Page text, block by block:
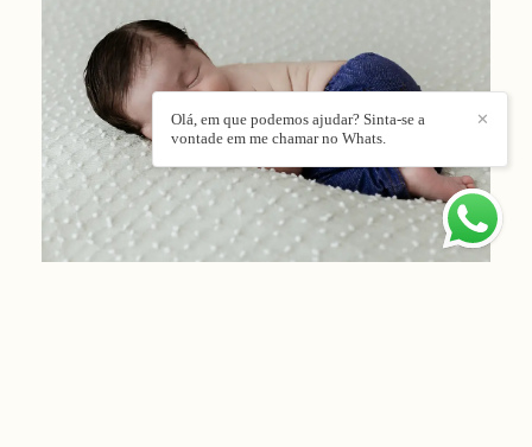
✕
Olá, em que podemos ajudar? Sinta-se a
vontade em me chamar no Whats.